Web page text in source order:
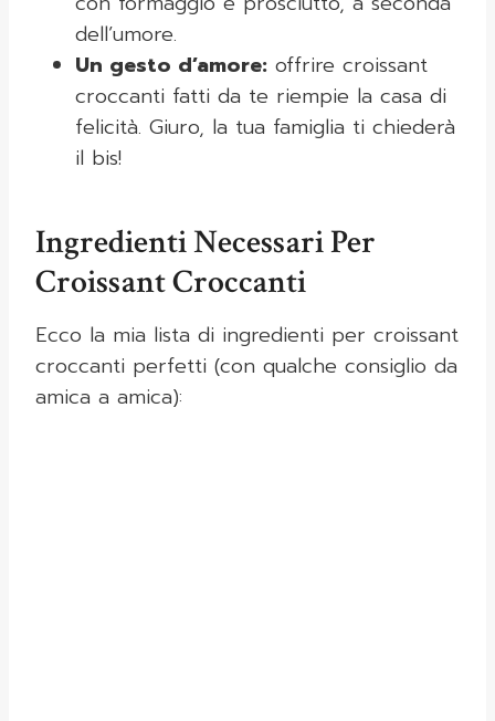
dell’umore.
Un gesto d’amore: offrire croissant
croccanti fatti da te riempie la casa di
felicità. Giuro, la tua famiglia ti chiederà
il bis!
Ingredienti Necessari Per
Croissant Croccanti
Ecco la mia lista di ingredienti per croissant
croccanti perfetti (con qualche consiglio da
amica a amica):